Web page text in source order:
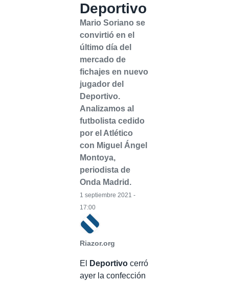
Deportivo
Mario Soriano se
convirtió en el
último día del
mercado de
fichajes en nuevo
jugador del
Deportivo.
Analizamos al
futbolista cedido
por el Atlético
con Miguel Ángel
Montoya,
periodista de
Onda Madrid.
Riazor.org
1 septiembre 2021 -
17:00
El Deportivo cerró
ayer la confección